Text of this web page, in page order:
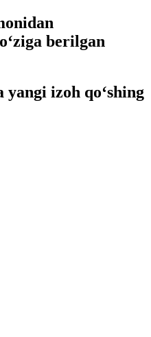
berilgan
yangi izoh qo‘shing